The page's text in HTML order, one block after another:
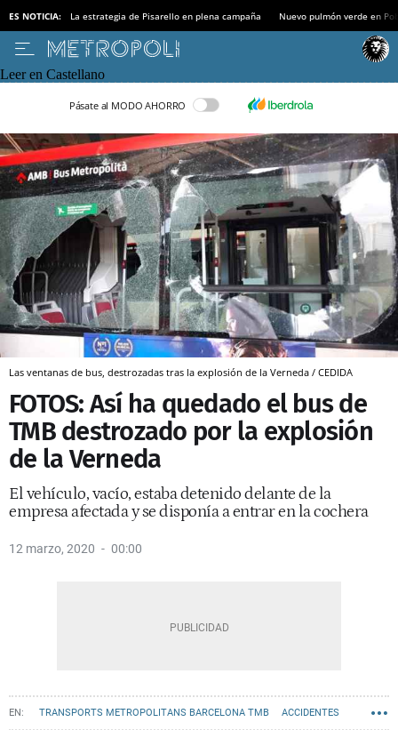
ES NOTICIA: La estrategia de Pisarello en plena campaña Nuevo pulmón verde en
Leer en Castellano
Pásate al MODO AHORRO
Las ventanas de bus, destrozadas tras la explosión de la Verneda / CEDIDA
FOTOS: Así ha quedado el bus de
TMB destrozado por la explosión
de la Verneda
El vehículo, vacío, estaba detenido delante de la
empresa afectada y se disponía a entrar en la cochera
12 marzo, 2020 00:00
TRANSPORTS METROPOLITANS BARCELONA TMB ACCIDENTES